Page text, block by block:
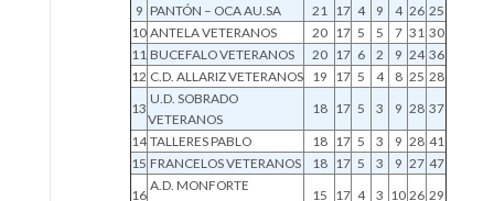
9 PANTÓN – OCA AU.SA 21 17 4 9 4 26 25
10 ANTELA VETERANOS 20 17 5 5 7 31 30
11 BUCEFALO VETERANOS 20 17 6 2 9 24 36
12 C.D. ALLARIZ VETERANOS 19 17 5 4 8 25 28
13
U.D. SOBRADO
VETERANOS
18 17 5 3 9 28 37
14 TALLERES PABLO 18 17 5 3 9 28 41
15 FRANCELOS VETERANOS 18 17 5 3 9 27 47
16
A.D. MONFORTE
15 17 4 3 10 26 29